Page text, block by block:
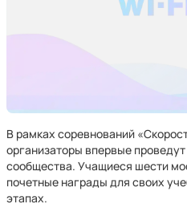
В рамках соревнований
организаторы впервые
сообщества. Учащиеся шести
почетные награды для своих
этапах.